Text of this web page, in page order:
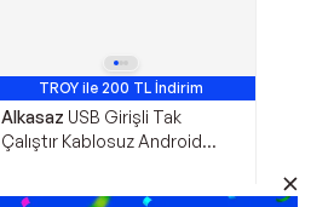
TROY ile 200 TL İndirim
Alkasaz USB Girişli Tak
Çalıştır Kablosuz Android